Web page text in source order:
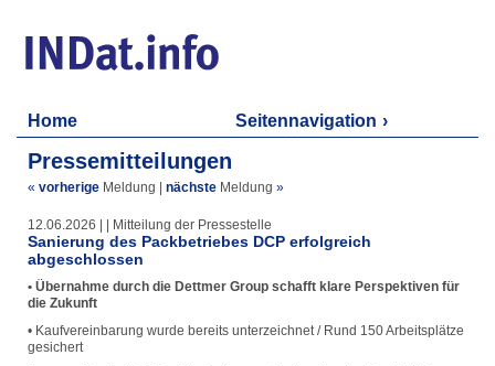
Home Seitennavigation
Pressemitteilungen
« vorherige Meldung nächste Meldung »
12.06.2026 | | Mitteilung der Pressestelle
Sanierung des Packbetriebes DCP erfolgreich
abgeschlossen
• Übernahme durch die Dettmer Group schafft klare Perspektiven für
die Zukunft
• Kaufvereinbarung wurde bereits unterzeichnet / Rund 150 Arbeitsplätze
gesichert